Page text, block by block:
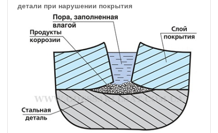
детали при нарушении покрытия